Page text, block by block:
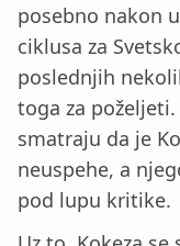
posebno nakon
ciklusa za
poslednjih
toga za
smatraju da je
neuspehe, a
pod lupu kritike.